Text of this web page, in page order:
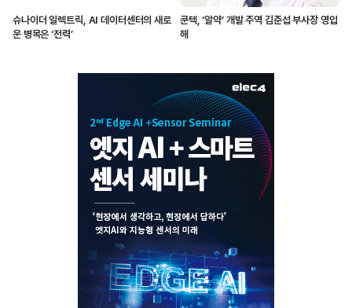
슈나이더 일렉트릭, AI 데이터센터의 새로
운 병목은 ‘전력’
쿤텍, ‘알약’ 개발 주역 김준섭 부사장 영입
해